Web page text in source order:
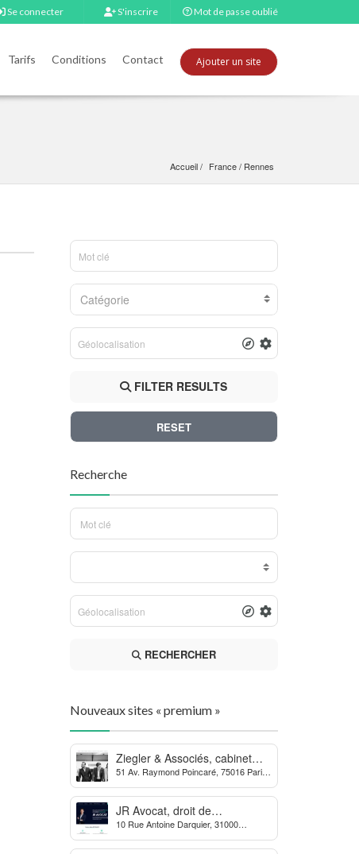
Se connecter S'inscrire Mot de passe oublié
Tarifs Conditions Contact Ajouter un site
Accueil France / Rennes
Catégorie
FILTER RESULTS
RESET
Recherche
RECHERCHER
Nouveaux sites « premium »
Ziegler & Associés, cabinet
d’avocats en droit bancaire,
cryptomonnaie et escroqueries
financières
51 Av. Raymond Poincaré, 75016 Paris,
JR Avocat, droit de
l’environnement et de
l’urbanisme
10 Rue Antoine Darquier, 31000